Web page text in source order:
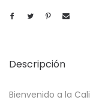
Descripción
Bienvenido a la